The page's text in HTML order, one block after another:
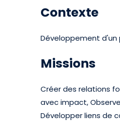
Contexte
Développement d'un
Missions
Créer des relations
avec impact,
Développer liens de